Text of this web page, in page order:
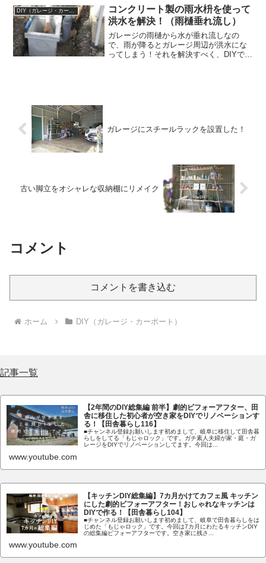
を作ってみます！古い脚立を収納棚にリ
メイクする岐阜の田...
DIY（ガレージ・カーポート）
コンクリート製の雨水枡を使って
洪水を解決！（雨樋垂れ流し）
ガレージの雨樋から水が垂れ流しなの
で、雨が降るとガレージ周辺が洪水にな
ってしまう！それを解決すべく、DIYでコ
ガレージにスチールラックを設置した！
古い脚立をオシャレな収納棚にリメイク
コメント
コメントを書き込む
ホーム DIY（ガレージ・カーポート）
記事一覧
【2年間のDIY総集編 前半】劇的ビフォーアフター、田
舎に移住した初心者が空き家をDIYでリノベーションす
る！【田舎暮らし116】
■チャンネル登録お願いします初めまして、岐阜に移住して田舎暮
らしをしてる「もじゃロック」です。ガチ素人夫婦が家・庭・ガ
レージをDIYでリノベーションしてます。今回は...
www.youtube.com
【キッチンDIY総集編】7カ月かけてカフェ風 キッチン
にした劇的ビフォーアフター！おしゃれなキッチンは
DIYで作る！【田舎暮らし104】
■チャンネル登録お願いします初めまして、岐阜で田舎暮らしをは
じめた「もじゃロック」です。今回は7カ月にわたるキッチンDIY
の総集編ビフォーアフターです。空き家に残さ...
www.youtube.com